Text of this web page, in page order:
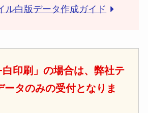
ル白版データ作成ガイド
白印刷」の場合は、弊社テ
ータのみの受付となりま